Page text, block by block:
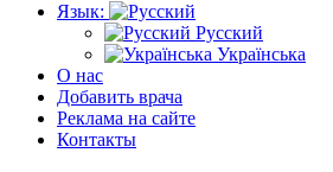
Язык:
Русский
Українська
О нас
Добавить врача
Реклама на сайте
Контакты